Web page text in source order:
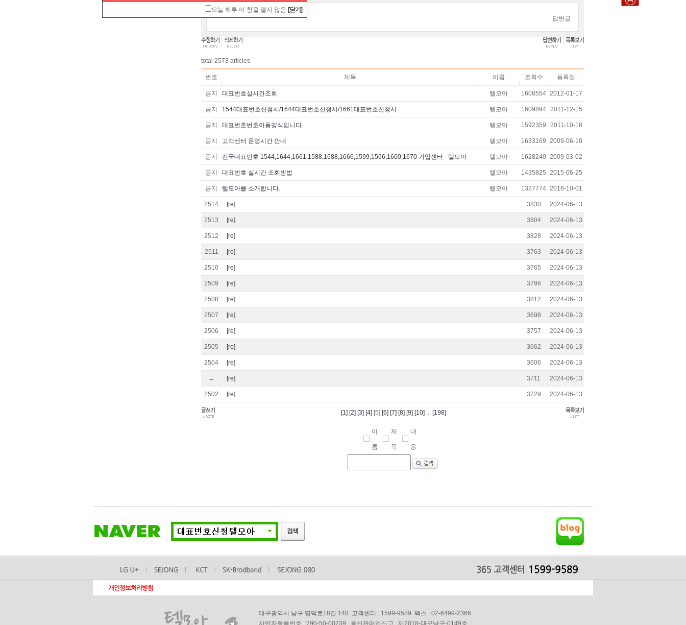
오늘 하루 이 창을 열지 않음 [닫기]
답변글
total 2573 articles
번호 제목 이름 조회수 등록일
공지 대표번호실시간조회 텔모아 1608554 2012-01-17
공지 1544대표번호신청서/1644대표번호신청서/1661대표번호신청서 텔모아 1609894 2011-12-15
공지 대표번호번호이동양식입니다. 텔모아 1592359 2011-10-18
공지 고객센터 운영시간 안내 텔모아 1633169 2009-06-10
공지 전국대표번호 1544,1644,1661,1588,1688,1666,1599,1566,1600,1670 가입센터 - 텔모아 텔모아 1628240 2009-03-02
공지 대표번호 실시간 조회방법 텔모아 1435825 2015-06-25
공지 텔모아를 소개합니다. 텔모아 1327774 2016-10-01
2514 [re] 3830 2024-06-13
2513 [re] 3804 2024-06-13
2512 [re] 3828 2024-06-13
2511 [re] 3763 2024-06-13
2510 [re] 3765 2024-06-13
2509 [re] 3798 2024-06-13
2508 [re] 3812 2024-06-13
2507 [re] 3698 2024-06-13
2506 [re] 3757 2024-06-13
2505 [re] 3662 2024-06-13
2504 [re] 3606 2024-06-13
→ [re] 3711 2024-06-13
2502 [re] 3729 2024-06-13
[1] [2] [3] [4] [5] [6] [7] [8] [9] [10] ... [198]
이
름
제
목
내
용
개인정보처리방침
대구광역시 남구 명덕로18길 148 고객센터 : 1599-9589 팩스 : 02-6499-2366
사업자등록번호 : 790-50-00239 통신판매업신고 : 제2018-대구남구-0149호